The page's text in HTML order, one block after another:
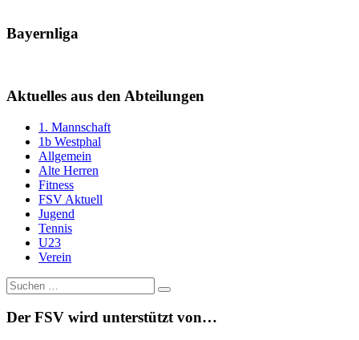
Bayernliga
Aktuelles aus den Abteilungen
1. Mannschaft
1b Westphal
Allgemein
Alte Herren
Fitness
FSV Aktuell
Jugend
Tennis
U23
Verein
Suche
nach:
Der FSV wird unterstützt von…